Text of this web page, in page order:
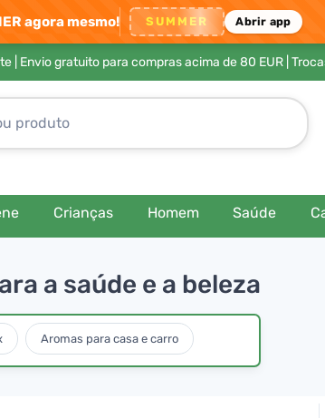
agora mesmo! SUMMER Abrir app
| Envio gratuito para compras acima de 80 EUR|
Crianças Homem Saúde
a saúde e a beleza
Aromas para casa e carro